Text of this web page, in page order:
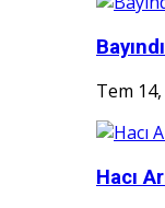
Tem
Hacı